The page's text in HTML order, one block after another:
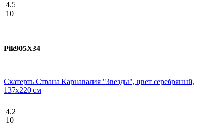
4.5
10
+
Pik905X34
Скатерть Страна Карнавалия "Звезды", цвет серебряный,
137х220 см
4.2
10
+